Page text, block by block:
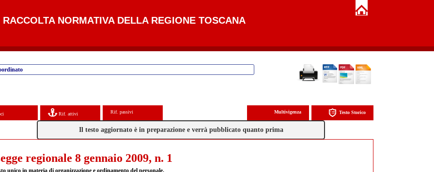
RACCOLTA NORMATIVA DELLA REGIONE TOSCANA
Rif. attivi Rif. passivi Testo Storico
Multivigenza
Il testo aggiornato è in preparazione e verrà pubblicato quanto prima
regionale 8 gennaio 2009, n. 1
unico in materia di organizzazione e ordinamento del personale.